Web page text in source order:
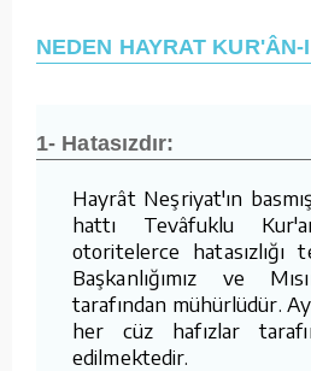
NEDEN HAYRAT KUR'ÂN-
1- Hatasızdır:
Hayrât Neşriyat'ın
hattı Tevâfuklu
otoritelerce hatasızlığı
Başkanlığımız ve
tarafından mühürlüdür.
her cüz hafızlar
edilmektedir.